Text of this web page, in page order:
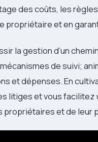
des coûts, les
et en
la gestion d’un
de suivi;
et dépenses. En
litiges et vous
propriétaires et de leur